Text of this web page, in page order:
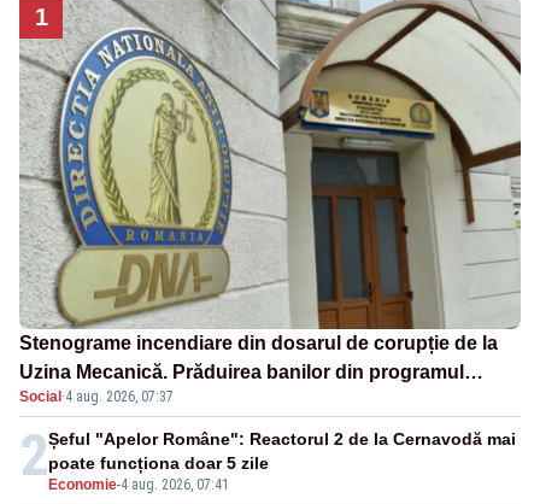
1
Stenograme incendiare din dosarul de corupție de la
Uzina Mecanică. Prăduirea banilor din programul
SAFE, interceptată de DNA
Social ·4 aug. 2026, 07:37
2 Economie-4 aug. 2026, 07:41
Șeful "Apelor Române": Reactorul 2 de la Cernavodă mai
poate funcționa doar 5 zile